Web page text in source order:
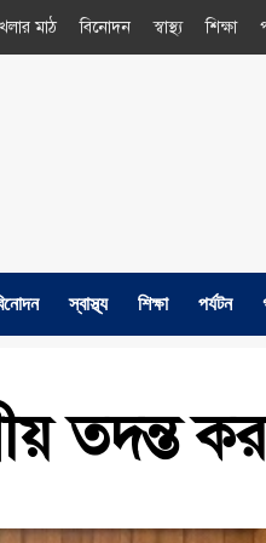
মাঠ বিনোদন স্বাস্থ্য শিক্ষা
স্বাস্থ্য শিক্ষা পর্যটন
তদন্ত